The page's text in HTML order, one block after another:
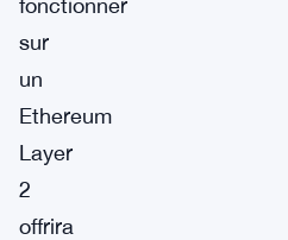
fonctionner
sur
un
Ethereum
Layer
2
offrira